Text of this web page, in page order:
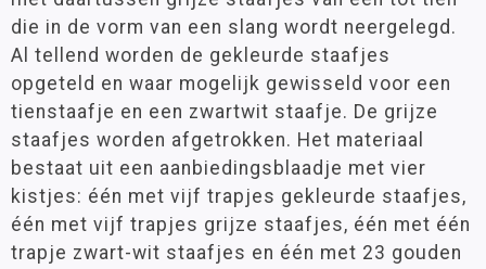
die in de vorm van een slang wordt neergelegd.
Al tellend worden de gekleurde staafjes
opgeteld en waar mogelijk gewisseld voor een
tienstaafje en een zwartwit staafje. De grijze
staafjes worden afgetrokken. Het materiaal
bestaat uit een aanbiedingsblaadje met vier
kistjes: één met vijf trapjes gekleurde staafjes,
één met vijf trapjes grijze staafjes, één met één
trapje zwart-wit staafjes en één met 23 gouden